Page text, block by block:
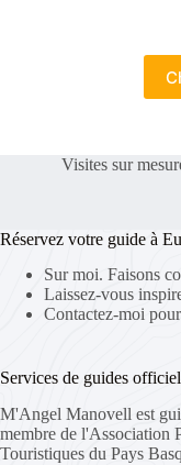
Visites sur
Réservez votre guide à
Sur moi. Faisons
Laissez-vous
Contactez-moi
Services de guides
M'Angel Manovell est
membre de l'Association
Touristiques du Pays